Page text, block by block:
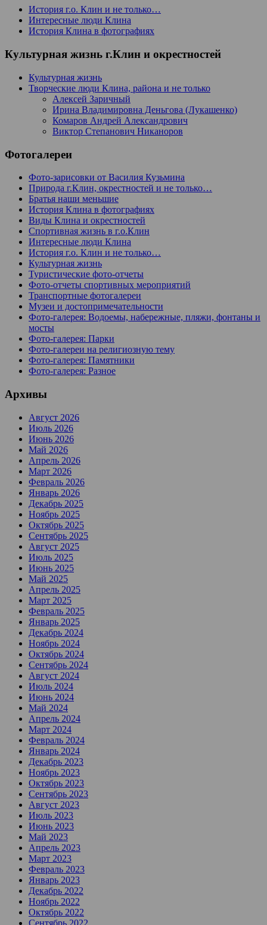
История г.о. Клин и не только…
Интересные люди Клина
История Клина в фотографиях
Культурная жизнь г.Клин и окрестностей
Культурная жизнь
Творческие люди Клина, района и не только
Алексей Заричный
Ирина Владимировна Деньгова (Лукашенко)
Комаров Андрей Александрович
Виктор Степанович Никаноров
Фотогалереи
Фото-зарисовки от Василия Кузьмина
Природа г.Клин, окрестностей и не только…
Братья наши меньшие
История Клина в фотографиях
Виды Клина и окрестностей
Спортивная жизнь в г.о.Клин
Интересные люди Клина
История г.о. Клин и не только…
Культурная жизнь
Туристические фото-отчеты
Фото-отчеты спортивных мероприятий
Транспортные фотогалереи
Музеи и достопримечательности
Фото-галерея: Водоемы, набережные, пляжи, фонтаны и
мосты
Фото-галерея: Парки
Фото-галереи на религиозную тему
Фото-галерея: Памятники
Фото-галерея: Разное
Архивы
Август 2026
Июль 2026
Июнь 2026
Май 2026
Апрель 2026
Март 2026
Февраль 2026
Январь 2026
Декабрь 2025
Ноябрь 2025
Октябрь 2025
Сентябрь 2025
Август 2025
Июль 2025
Июнь 2025
Май 2025
Апрель 2025
Март 2025
Февраль 2025
Январь 2025
Декабрь 2024
Ноябрь 2024
Октябрь 2024
Сентябрь 2024
Август 2024
Июль 2024
Июнь 2024
Май 2024
Апрель 2024
Март 2024
Февраль 2024
Январь 2024
Декабрь 2023
Ноябрь 2023
Октябрь 2023
Сентябрь 2023
Август 2023
Июль 2023
Июнь 2023
Май 2023
Апрель 2023
Март 2023
Февраль 2023
Январь 2023
Декабрь 2022
Ноябрь 2022
Октябрь 2022
Сентябрь 2022